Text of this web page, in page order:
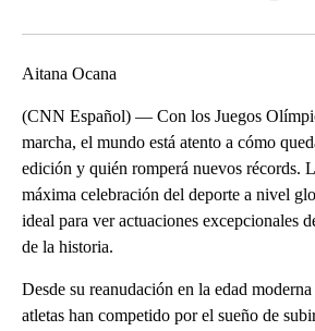
Aitana Ocana
(CNN Español) — Con los Juegos
marcha, el mundo está atento a cómo
edición y quién romperá nuevos récords.
máxima celebración del deporte a nivel
ideal para ver actuaciones excepcionales
de la historia.
Desde su reanudación en la edad
atletas han competido por el sueño de